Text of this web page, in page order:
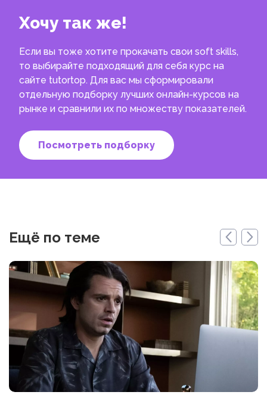
Хочу так же!
Если вы тоже хотите прокачать свои soft skills,
то выбирайте подходящий для себя курс на
сайте tutortop. Для вас мы сформировали
отдельную подборку лучших онлайн-курсов на
рынке и сравнили их по множеству показателей.
Посмотреть подборку
Ещё по теме